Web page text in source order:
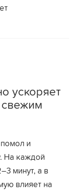
ускоряет
и
На каждой
минут, а в
влияет на